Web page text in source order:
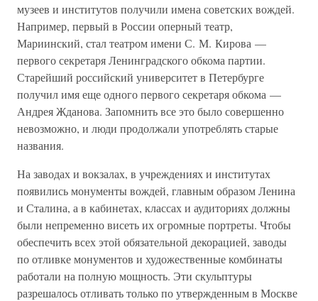
музеев и институтов получили имена советских вождей.
Например, первый в России оперный театр,
Мариинский, стал театром имени С. М. Кирова —
первого секретаря Ленинградского обкома партии.
Старейший российский университет в Петербурге
получил имя еще одного первого секретаря обкома —
Андрея Жданова. Запомнить все это было совершенно
невозможно, и люди продолжали употреблять старые
названия.
На заводах и вокзалах, в учреждениях и институтах
появились монументы вождей, главным образом Ленина
и Сталина, а в кабинетах, классах и аудиториях должны
были непременно висеть их огромные портреты. Чтобы
обеспечить всех этой обязательной декорацией, заводы
по отливке монументов и художественные комбинаты
работали на полную мощность. Эти скульптуры
разрешалось отливать только по утвержденным в Москве